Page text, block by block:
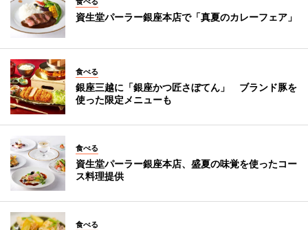
資生堂パーラー銀座本店で「真夏のカレーフェア」
食べる
銀座三越に「銀座かつ匠さぼてん」 ブランド豚を
使った限定メニューも
食べる
資生堂パーラー銀座本店、盛夏の味覚を使ったコー
ス料理提供
食べる